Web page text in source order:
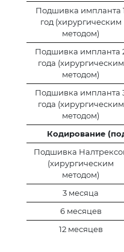
Подшивка импланта
год (хирургическим
методом)
Подшивка импланта
года (хирургическим
методом)
Подшивка импланта
года (хирургическим
методом)
Кодирование
Подшивка
(хирургическим
методом)
3 месяца
6 месяцев
12 месяцев